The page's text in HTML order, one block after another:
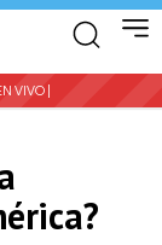
VIVO |